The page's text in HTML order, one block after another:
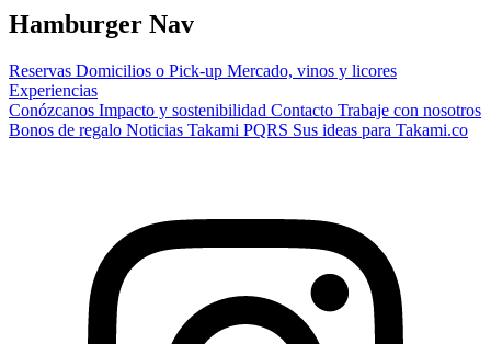
Hamburger Nav
Reservas Domicilios o Pick-up Mercado, vinos y licores
Experiencias
Conózcanos Impacto y sostenibilidad Contacto Trabaje con nosotros
Bonos de regalo Noticias Takami PQRS Sus ideas para Takami.co